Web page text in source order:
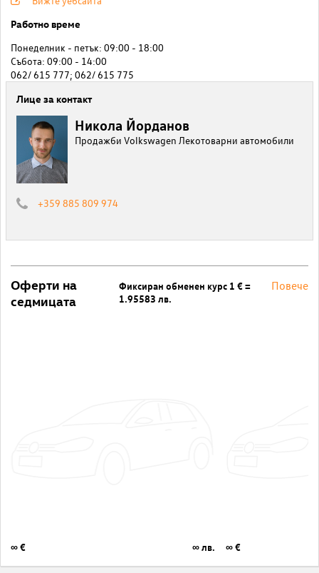
Работно време
Понеделник - петък: 09:00 - 18:00
Събота: 09:00 - 14:00
062/ 615 777; 062/ 615 775
Лице за контакт
Никола Йорданов
Продажби Volkswagen Лекотоварни автомобили
+359 885 809 974
Оферти на
седмицата
Фиксиран обменен курс 1 € =
1.95583 лв.
Повече
∞ € ∞ лв. ∞ €